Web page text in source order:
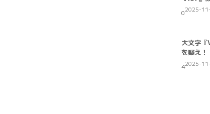
02025-
大文字『
を疑え！
42025-